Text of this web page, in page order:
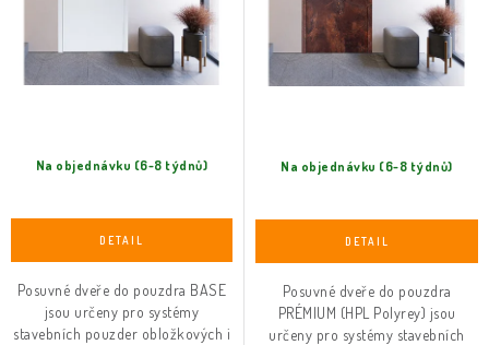
Na objednávku (6-8 týdnů)
Posuvné dveře do pouzdra BASE
jsou určeny pro systémy
stavebních pouzder obložkových i
Na objednávku (6-8 týdnů)
Posuvné dveře do pouzdra
PRÉMIUM (HPL Polyrey) jsou
určeny pro systémy stavebních